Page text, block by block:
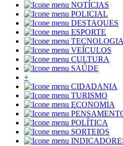
NOTÍCIAS
POLICIAL
DESTAQUES
ESPORTE
TECNOLOGIA
VEÍCULOS
CULTURA
SAÚDE
+
CIDADANIA
TURISMO
ECONOMIA
POLÍTICA
SORTEIOS